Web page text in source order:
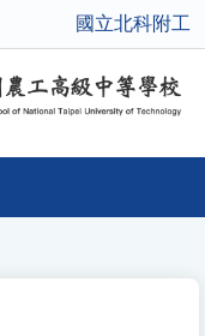
國立北科附工